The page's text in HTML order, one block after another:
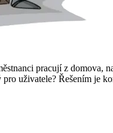
pracují z
uživatele? Řešením je